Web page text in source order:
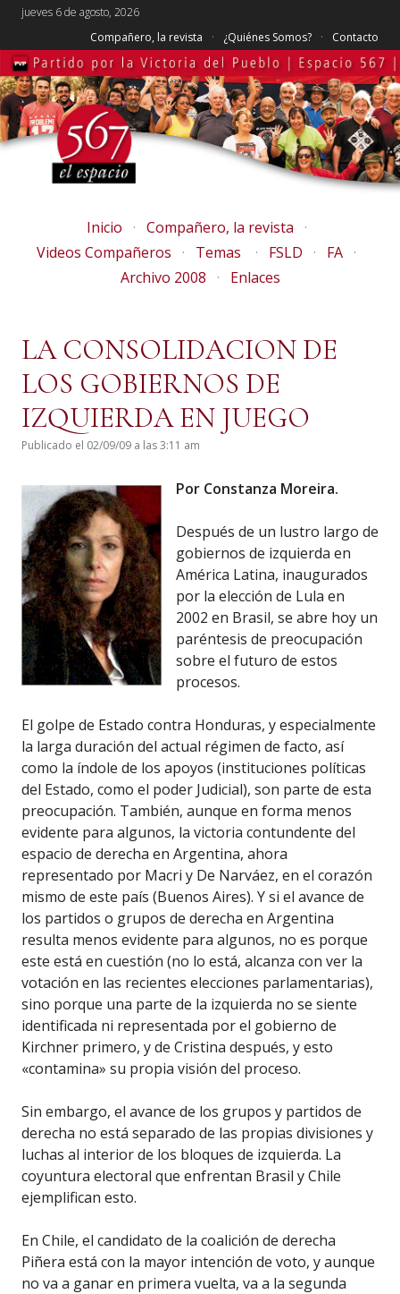
jueves 6 de agosto, 2026
Compañero, la revista
¿Quiénes Somos? Contacto
Inicio
Compañero, la revista
Videos Compañeros
Temas FSLD
FA
Archivo 2008
Enlaces
LA CONSOLIDACION DE
LOS GOBIERNOS DE
IZQUIERDA EN JUEGO
Publicado el 02/09/09 a las 3:11 am
Por Constanza Moreira.
Después de un lustro largo de
gobiernos de izquierda en
América Latina, inaugurados
por la elección de Lula en
2002 en Brasil, se abre hoy un
paréntesis de preocupación
sobre el futuro de estos
procesos.
El golpe de Estado contra Honduras, y especialmente
la larga duración del actual régimen de facto, así
como la índole de los apoyos (instituciones políticas
del Estado, como el poder Judicial), son parte de esta
preocupación. También, aunque en forma menos
evidente para algunos, la victoria contundente del
espacio de derecha en Argentina, ahora
representado por Macri y De Narváez, en el corazón
mismo de este país (Buenos Aires). Y si el avance de
los partidos o grupos de derecha en Argentina
resulta menos evidente para algunos, no es porque
este está en cuestión (no lo está, alcanza con ver la
votación en las recientes elecciones parlamentarias),
sino porque una parte de la izquierda no se siente
identificada ni representada por el gobierno de
Kirchner primero, y de Cristina después, y esto
«contamina» su propia visión del proceso.
Sin embargo, el avance de los grupos y partidos de
derecha no está separado de las propias divisiones y
luchas al interior de los bloques de izquierda. La
coyuntura electoral que enfrentan Brasil y Chile
ejemplifican esto.
En Chile, el candidato de la coalición de derecha
Piñera está con la mayor intención de voto, y aunque
no va a ganar en primera vuelta, va a la segunda